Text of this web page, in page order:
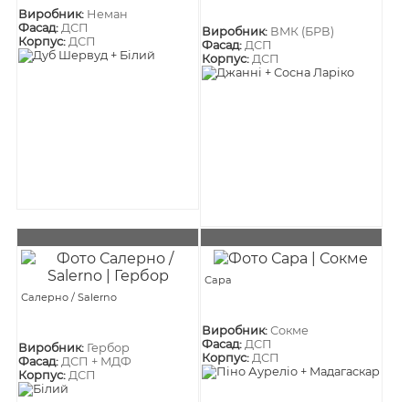
Виробник: Неман
Фасад: ДСП
Корпус: ДСП
Виробник: ВМК (БРВ)
Фасад: ДСП
Корпус: ДСП
Салерно / Salerno
Виробник: Гербор
Фасад:ДСП + МДФ
Корпус:ДСП
Сара
Виробник: Сокме
Фасад: ДСП
Корпус: ДСП